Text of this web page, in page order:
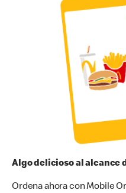
Algo delicioso al alcance
Ordena ahora con Mobile